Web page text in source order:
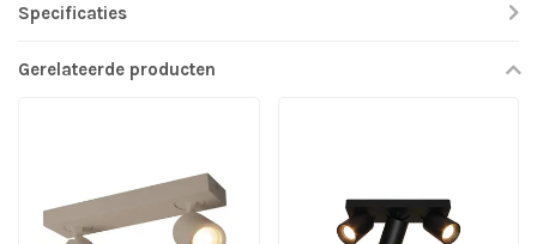
Specificaties
Gerelateerde producten